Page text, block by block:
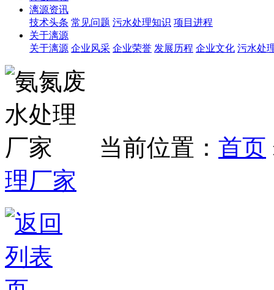
漓源资讯
技术头条 常见问题 污水处理知识 项目进程
关于漓源
关于漓源 企业风采 企业荣誉 发展历程 企业文化 污水处
当前位置： 首页
理厂家